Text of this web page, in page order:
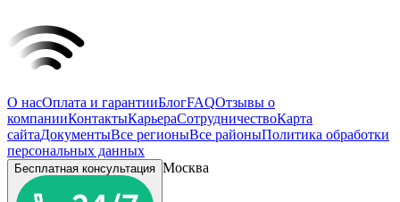
О насОплата и гарантииБлогFAQОтзывы о
компанииКонтактыКарьераСотрудничествоКарта
сайтаДокументыВсе регионыВсе районыПолитика обработки
персональных данных
Бесплатная консультация Москва